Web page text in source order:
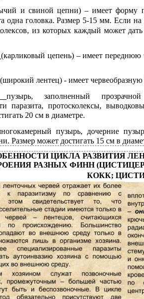
и свиной цепни) – имеет форму
одна головка. Размер 5-15 мм. Если
из которых каждый может дать
(карликовый цепень) – имеет переднюю
(широкий лентец) - имеет
пузырь, заполненный
паразита, протосколексы,
20 см в диаметре.
пузырь, дочерние
Размер может достигать 15 см в
ЦИКЛА РАЗВИТИЯ
РАЗНЫХ ФИНН
КОКК;